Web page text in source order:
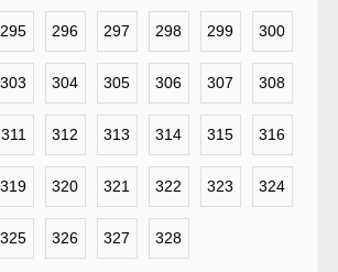
295 296 297 298 299 300
303 304 305 306 307 308
311 312 313 314 315 316
319 320 321 322 323 324
325 326 327 328